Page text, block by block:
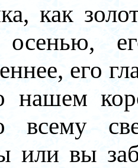
как
его
нашем
всему
или вы